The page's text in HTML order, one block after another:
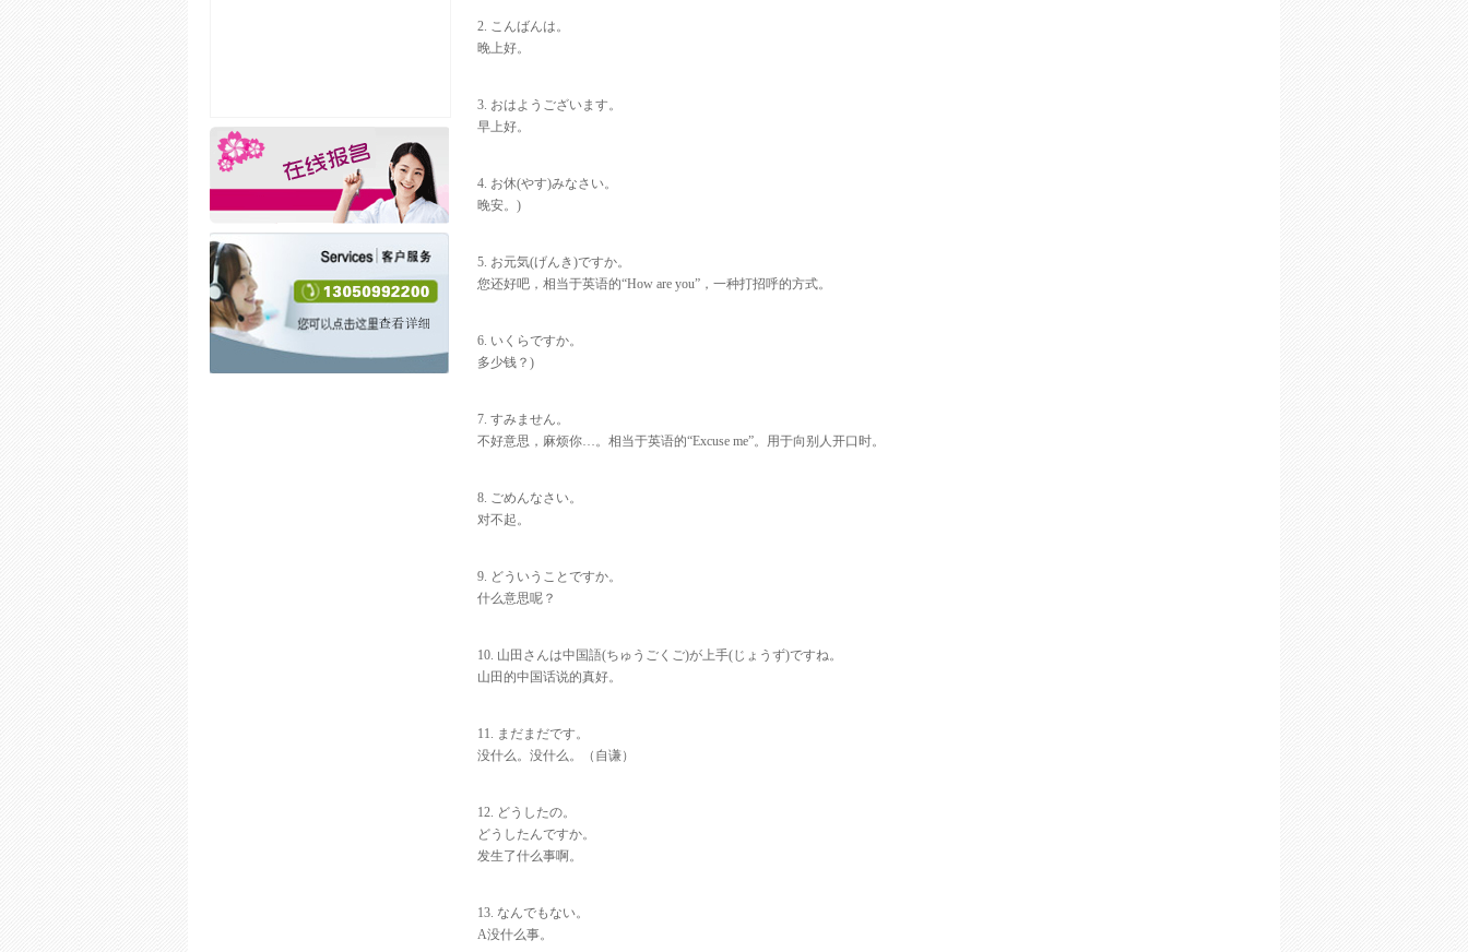
2. こんばんは。
晚上好。
3. おはようございます。
早上好。
4. お休(やす)みなさい。
晚安。)
5. お元気(げんき)ですか。
您还好吧，相当于英语的“How are you”，一种打招呼的方式。
6. いくらですか。
多少钱？)
7. すみません。
不好意思，麻烦你…。相当于英语的“Excuse me”。用于向别人开口时。
8. ごめんなさい。
对不起。
9. どういうことですか。
什么意思呢？
10. 山田さんは中国語(ちゅうごくご)が上手(じょうず)ですね。
山田的中国话说的真好。
11. まだまだです。
没什么。没什么。（自谦）
12. どうしたの。
どうしたんですか。
发生了什么事啊。
13. なんでもない。
A没什么事。